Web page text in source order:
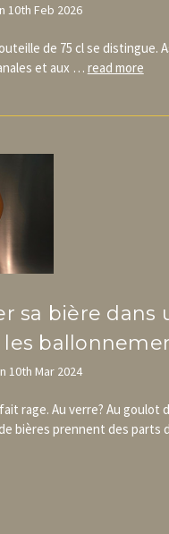
10th Feb 2026
de 75 cl se distingue.
et aux … read more
sa bière dans
10th Mar 2024
rage. Au verre? Au goulot
bières prennent des parts